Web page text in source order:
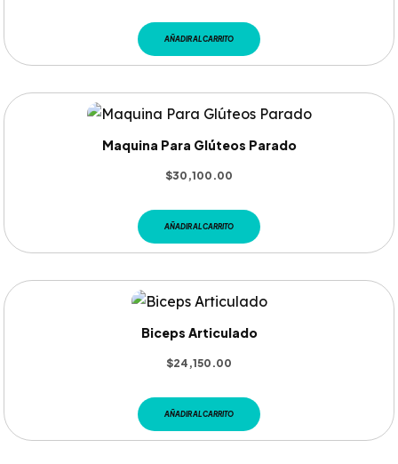
AÑADIR AL CARRITO
Maquina Para Glúteos Parado
$30,100.00
AÑADIR AL CARRITO
Biceps Articulado
$24,150.00
AÑADIR AL CARRITO